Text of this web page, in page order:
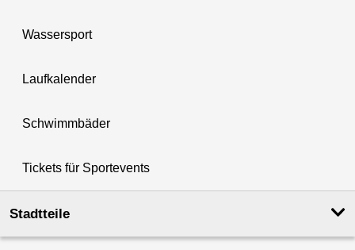
Wassersport
Laufkalender
Schwimmbäder
Tickets für Sportevents
Stadtteile